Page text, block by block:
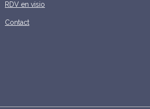
RDV en visio
Contact